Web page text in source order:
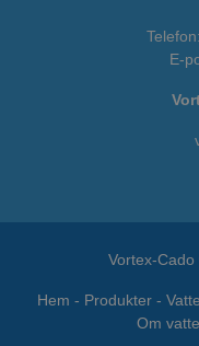
Telefon:
E-
Vortex-Cado
Hem - Produkter -
Om